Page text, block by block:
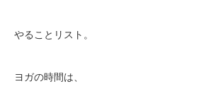
やることリスト。
ヨガの時間は、